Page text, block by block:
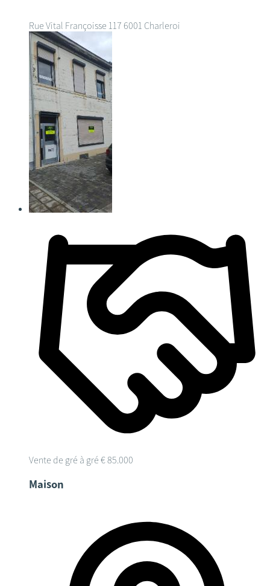
Rue Vital Françoisse 117 6001 Charleroi
Vente de gré à gré € 85.000
Maison